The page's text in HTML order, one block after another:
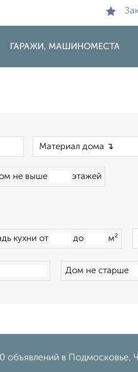
ГАРАЖИ, МАШИНОМЕСТА
не выше этажей
кухни от до м²
Дом не старше
объявлений в Подмосковье,